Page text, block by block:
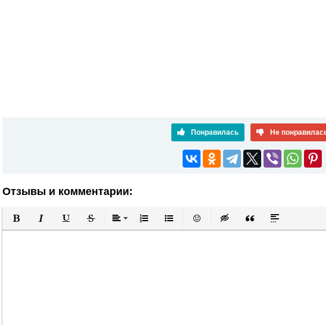
Понравилась Не
Отзывы и комментарии:
Полужирный
КурсивПодчеркнутый
ЗачеркнутыйВыравнивание
Нумерованный список
Маркированный список
Вставить смайлик
Вставка скрытого текста
Вставка цитаты
Вставка